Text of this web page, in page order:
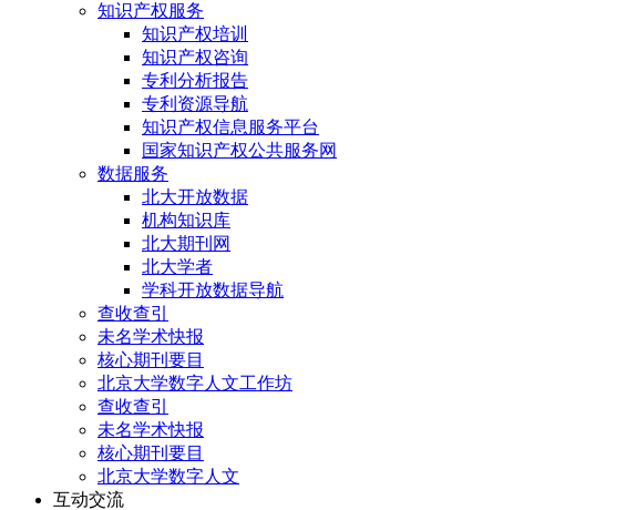
知识产权服务
知识产权培训
知识产权咨询
专利分析报告
专利资源导航
知识产权信息服务平台
国家知识产权公共服务网
数据服务
北大开放数据
机构知识库
北大期刊网
北大学者
学科开放数据导航
查收查引
未名学术快报
核心期刊要目
北京大学数字人文工作坊
查收查引
未名学术快报
核心期刊要目
北京大学数字人文
互动交流